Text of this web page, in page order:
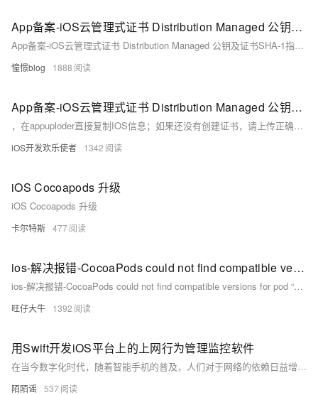
App备案-iOS云管理式证书 Distribution Managed 公钥及证书SHA-1指纹的获取方法
App备案-iOS云管理式证书 Distribution Managed 公钥及证书SHA-1指纹的获取方法
憧憬blog 1888
App备案-iOS云管理式证书 Distribution Managed 公钥及证书SHA-1指纹的获取方法
，在appuploder直接复制IOS信息；如果还没有创建证书，请上传正确的P12苹果证书后，系统会自动解析出对应的签名和公钥信息； ——APP备案的原理是基于原有的工信部域名备案系统，如果已经有了域名备案，无需新增备案主体；只需要在之前的域名备案系统里面，新增APP信息，收集的APP信息主要包括APP包名和签名及公钥这3项；——APP备案是属于行政常规主体信息预存，和域名一样，自行决定是否备案。目前国内安卓应用商店是全面要求APP备案的，如果没有APP备案是不能通过审核发布到各大应用商店。——如看了教程，还不清楚怎么获取APP包名、安卓签名、苹果sha1签名、公钥等信息，请联系我们在线客服，
iOS开发欢乐使者 1342
iOS Cocoapods 升级
iOS Cocoapods 升级
卡尔特斯 477
ios-解决报错-CocoaPods could not find compatible versions for pod “xxx“
ios-解决报错-CocoaPods could not find compatible versions for pod “xxx“
旺仔大牛 1392
用Swift开发iOS平台上的上网行为管理监控软件
在当今数字化时代，随着智能手机的普及，人们对于网络的依赖日益增加。然而，对于一些特定场景，如家庭、学校或者企业，对于iOS设备上的网络行为进行管理和监控显得尤为重要。为了满足这一需求，我们可以利用Swift语言开发一款iOS平台上的上网行为管理监控软件。
陌陌谣 537